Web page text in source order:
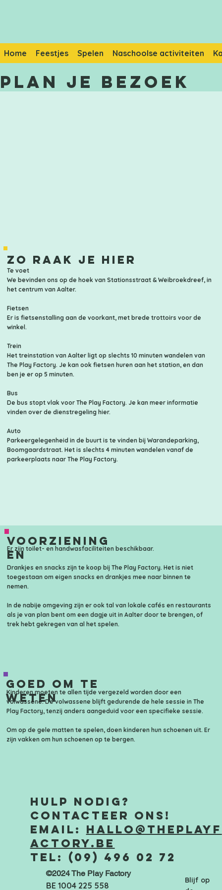
Home Feestjes Spelen Naschoolse activiteiten
Plan je bezoek
Zo raak je hier
Te voet
We bevinden ons op de hoek van Stationsstraat & Weibroekdreef, in
het centrum van Aalter.
Fietsen
Er is fietsenstalling aan de voorkant, met brede trottoirs voor de
winkel.
Trein
Het treinstation van Aalter ligt op slechts 10 minuten wandelen van
The Play Factory. Je kan ook fietsen huren aan het station, en dan
ben je er op 5 minuten.
Bus
De bus stopt vlak voor The Play Factory. Je kan meer informatie
vindenover de dienstregeling hier.
Auto
Parkeergelegenheid in de buurt is te vinden bij Warandeparking,
Boomgaardstraat. Het is slechts 4 minuten wandelen vanaf de
parkeerplaats naar The Play Factory.
Voorziening
en
Er zijn toilet- en handwasfaciliteiten beschikbaar.
Drankjes en snacks zijn te koop bij The Play Factory. Het is niet
toegestaan om eigen snacks en drankjes mee naar binnen te
nemen.
In de nabije omgeving zijn er ook tal van lokale cafés en restaurants
als je van plan bent om een dagje uit in Aalter door te brengen, of
trek hebt gekregen van al het spelen.
Goed om te
weten
Kinderen moeten te allen tijde vergezeld worden door een
volwassene. De volwassene blijft gedurende de hele sessie in The
Play Factory, tenzij anders aangeduid voor een specifieke sessie.
Om op de gele matten te spelen, doen kinderen hun schoenen uit. Er
zijn vakken om hun schoenen op te bergen.
Hulp nodig?
Contacteer ons!
Email: hallo@theplayf
actory.be
Tel: (09) 496 02 72
©2024 The Play Factory
BE 1004 225 558
Blijf op